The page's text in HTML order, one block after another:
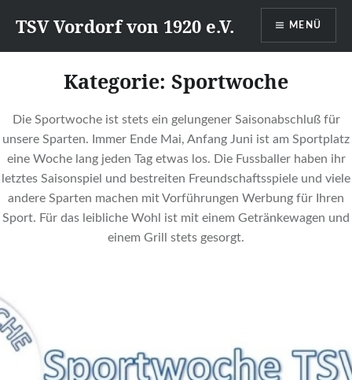
zumTSV Vordorf von 1920 e.V. MENÜ
Kategorie: Sportwoche
Die Sportwoche ist stets ein gelungener Saisonabschluß für
unsere Sparten. Immer Ende Mai, Anfang Juni ist am Sportplatz
eine Woche lang jeden Tag etwas los. Die Fussballer haben ihr
letztes Saisonspiel und bestreiten Freundschaftsspiele und viele
andere Sparten machen mit Vorführungen Werbung für Ihren
Sport. Für das leibliche Wohl ist mit einem Getränkewagen und
einem Grill stets gesorgt.